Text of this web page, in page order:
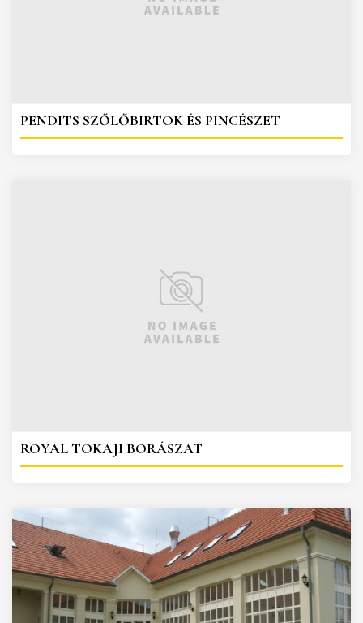
PENDITS SZŐLŐBIRTOK ÉS PINCÉSZET
ROYAL TOKAJI BORÁSZAT